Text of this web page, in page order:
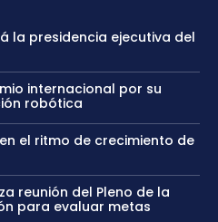
la presidencia ejecutiva del
internacional por su
robótica
el ritmo de crecimiento de
reunión del Pleno de la
para evaluar metas